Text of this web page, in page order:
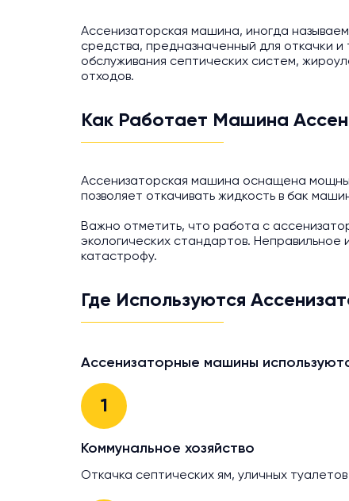
Ассенизаторская машина, иногда
средства, предназначенный для откачки
обслуживания септических систем,
отходов.
Как Работает Машина
Ассенизаторская машина оснащена
позволяет откачивать жидкость в бак
Важно отметить, что работа с
экологических стандартов. Неправильное
катастрофу.
Где Используются
Ассенизаторные машины
1
Коммунальное хозяйство
Откачка септических ям, уличных